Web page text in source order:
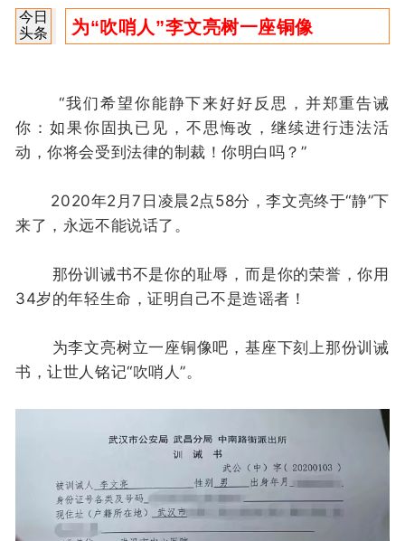
今日
头条
为“吹哨人”李文亮树一座铜像
“我们希望你能静下来好好反思，并郑重告诫
你：如果你固执已见，不思悔改，继续进行违法活
动，你将会受到法律的制裁！你明白吗？”
2020年2月7日凌晨2点58分，李文亮终于“静”下
来了，永远不能说话了。
那份训诫书不是你的耻辱，而是你的荣誉，你用
34岁的年轻生命，证明自己不是造谣者！
为李文亮树立一座铜像吧，基座下刻上那份训诫
书，让世人铭记“吹哨人”。